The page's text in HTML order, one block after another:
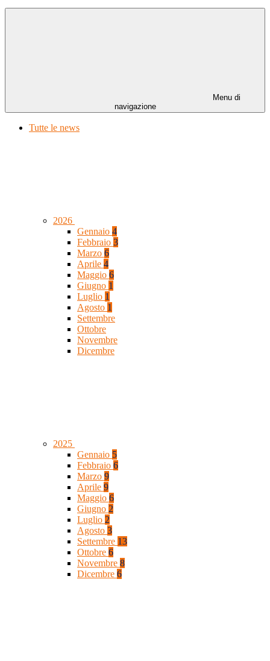
Menu di
navigazione
Tutte le news
2026
Gennaio 4
Febbraio 3
Marzo 6
Aprile 4
Maggio 6
Giugno 1
Luglio 1
Agosto 1
Settembre
Ottobre
Novembre
Dicembre
2025
Gennaio 5
Febbraio 6
Marzo 9
Aprile 9
Maggio 6
Giugno 2
Luglio 2
Agosto 3
Settembre 13
Ottobre 6
Novembre 8
Dicembre 6